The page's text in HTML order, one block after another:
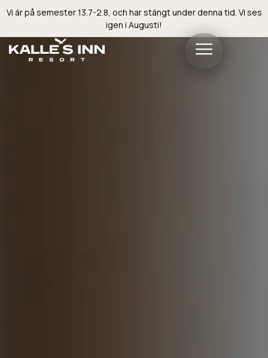
Vi är på semester 13.7-2.8, och har stängt under denna tid. Vi ses
igen i Augusti!